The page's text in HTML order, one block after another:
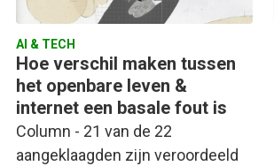
AI & TECH
Hoe verschil maken tussen
het openbare leven &
internet een basale fout is
Column - 21 van de 22
aangeklaagden zijn veroordeeld